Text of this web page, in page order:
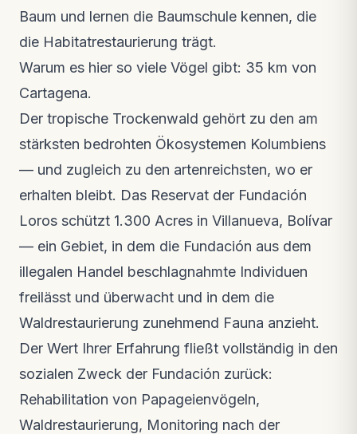
Baum und lernen die Baumschule kennen, die
die Habitatrestaurierung trägt.
Warum es hier so viele Vögel gibt: 35 km von
Cartagena.
Der tropische Trockenwald gehört zu den am
stärksten bedrohten Ökosystemen Kolumbiens
— und zugleich zu den artenreichsten, wo er
erhalten bleibt. Das Reservat der Fundación
Loros schützt 1.300 Acres in Villanueva, Bolívar
— ein Gebiet, in dem die Fundación aus dem
illegalen Handel beschlagnahmte Individuen
freilässt und überwacht und in dem die
Waldrestaurierung zunehmend Fauna anzieht.
Der Wert Ihrer Erfahrung fließt vollständig in den
sozialen Zweck der Fundación zurück:
Rehabilitation von Papageienvögeln,
Waldrestaurierung, Monitoring nach der